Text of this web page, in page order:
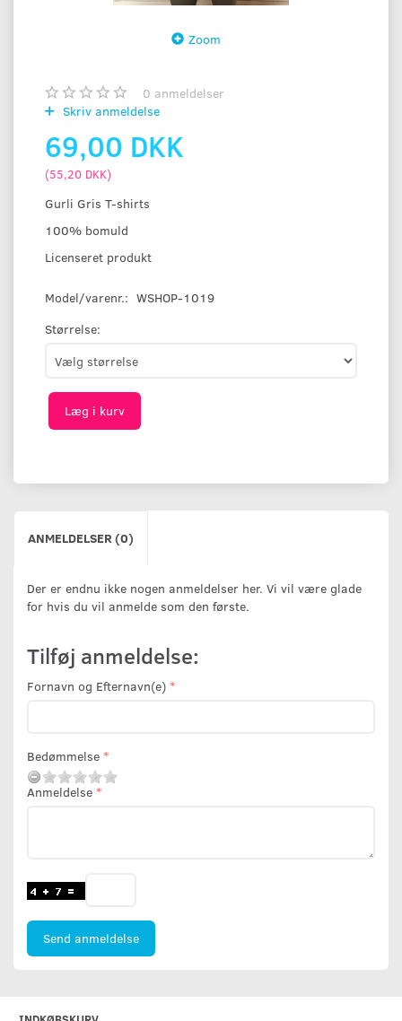
Zoom
0 anmeldelser
Skriv anmeldelse
69,00 DKK
(55,20 DKK)
Gurli Gris T-shirts
100% bomuld
Licenseret produkt
Model/varenr.: WSHOP-1019
Størrelse:
Læg i kurv
ANMELDELSER (0)
Der er endnu ikke nogen anmeldelser her. Vi vil være glade
for hvis du vil anmelde som den første.
Tilføj anmeldelse:
Fornavn og Efternavn(e)
Bedømmelse
Anmeldelse
Send anmeldelse